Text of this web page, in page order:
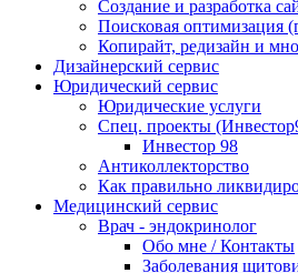
Создание и разработка
Поисковая оптимизация
Копирайт, редизайн и
Дизайнерский сервис
Юридический сервис
Юридические услуги
Спец. проекты
Инвестор 98
Антиколлекторство
Как правильно
Медицинский сервис
Врач - эндокринолог
Обо мне / Контакты
Заболевания